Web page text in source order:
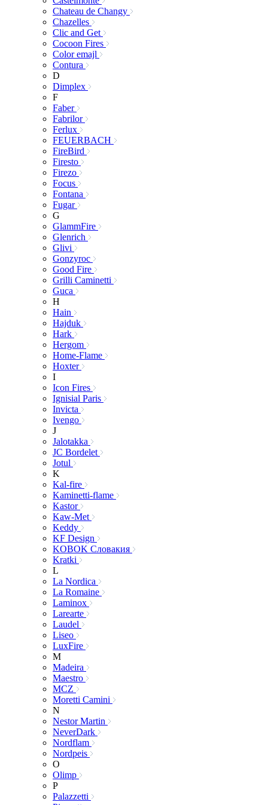
Chateau de Changy
Chazelles
Clic and Get
Cocoon Fires
Color emajl
Contura
D
Dimplex
F
Faber
Fabrilor
Ferlux
FEUERBACH
FireBird
Firesto
Firezo
Focus
Fontana
Fugar
G
GlammFire
Glenrich
Glivi
Gonzyroc
Good Fire
Grilli Caminetti
Guca
H
Hain
Hajduk
Hark
Hergom
Home-Flame
Hoxter
I
Icon Fires
Ignisial Paris
Invicta
Ivengo
J
Jalotakka
JC Bordelet
Jotul
K
Kal-fire
Kaminetti-flame
Kastor
Kaw-Met
Keddy
KF Design
KOBOK Словакия
Kratki
L
La Nordica
La Romaine
Laminox
Larearte
Laudel
Liseo
LuxFire
M
Madeira
Maestro
MCZ
Moretti Camini
N
Nestor Martin
NeverDark
Nordflam
Nordpeis
O
Olimp
P
Palazzetti